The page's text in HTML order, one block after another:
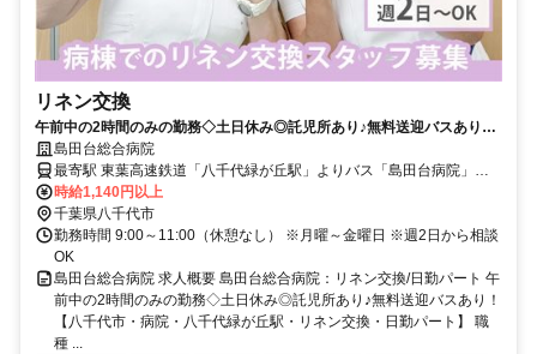
リネン交換
午前中の2時間のみの勤務◇土日休み◎託児所あり♪無料送迎バスあり！
【八千代市・病院・八千代緑が丘駅・リネン交換・日勤パート】
島田台総合病院
最寄駅 東葉高速鉄道「八千代緑が丘駅」よりバス「島田台病院」下
車徒歩2分
時給1,140円以上
千葉県八千代市
勤務時間 9:00～11:00（休憩なし） ※月曜～金曜日 ※週2日から相談
OK
島田台総合病院 求人概要 島田台総合病院：リネン交換/日勤パート 午
前中の2時間のみの勤務◇土日休み◎託児所あり♪無料送迎バスあり！
【八千代市・病院・八千代緑が丘駅・リネン交換・日勤パート】 職
種 ...